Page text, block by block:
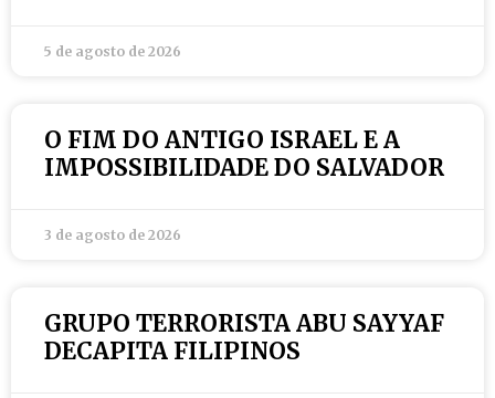
5 de agosto de 2026
O FIM DO ANTIGO ISRAEL E A
IMPOSSIBILIDADE DO SALVADOR
3 de agosto de 2026
GRUPO TERRORISTA ABU SAYYAF
DECAPITA FILIPINOS